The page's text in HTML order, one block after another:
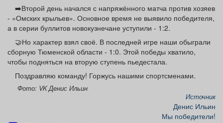
Товары Поздравления Погода
Я - пенсионер
➡️Второй день начался с напряжённого матча против хозяев
- «Омских крыльев». Основное время не выявило победителя,
а в серии буллитов новокузнечане уступили - 1:2.
🤝Но характер взял своё. В последней игре наши обыграли
сборную Тюменской области - 1:0. Этой победы хватило,
чтобы подняться на вторую ступень пьедестала.
Поздравляю команду! Горжусь нашими спортсменами.
Фото: VK Денис Ильин
Источник
Денис Ильин
Мы победители!